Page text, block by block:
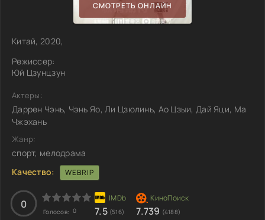
СМОТРЕТЬ ОНЛАЙН
Китай, 2020,
Режиссер:
Юй Цзунцзун
Актеры:
Даррен Чэнь, Чэнь Яо, Ли Цзюлинь, Ао Цзыи, Дай Яци, Ма
Чжэхань
Жанр:
спорт, мелодрама
Качество:
WEBRIP
0
Голосов: 0 7.5 (516) 7.739 (4188)